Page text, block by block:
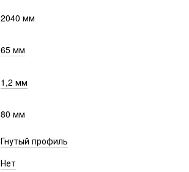
2040 мм
65 мм
1,2 мм
80 мм
Гнутый профиль
Нет